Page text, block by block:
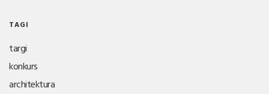
TAGI
targi
konkurs
architektura